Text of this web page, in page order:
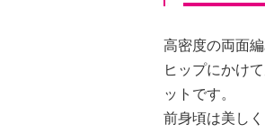
高密度の両面
ヒップにかけ
ットです。
前身頃は美し